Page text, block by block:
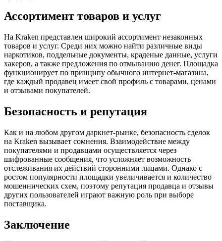
Ассортимент товаров и услуг
На Kraken представлен широкий ассортимент незаконных
товаров и услуг. Среди них можно найти различные виды
наркотиков, поддельные документы, краденые данные, услуги
хакеров, а также предложения по отмыванию денег. Площадка
функционирует по принципу обычного интернет-магазина,
где каждый продавец имеет свой профиль с товарами, ценами
и отзывами покупателей.
Безопасность и репутация
Как и на любом другом даркнет-рынке, безопасность сделок
на Kraken вызывает сомнения. Взаимодействие между
покупателями и продавцами осуществляется через
шифрованные сообщения, что усложняет возможность
отслеживания их действий сторонними лицами. Однако с
ростом популярности площадки увеличивается и количество
мошеннических схем, поэтому репутация продавца и отзывы
других пользователей играют важную роль при выборе
поставщика.
Заключение